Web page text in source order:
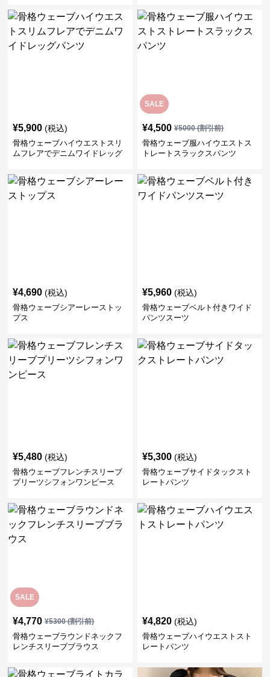
¥5,900 (税込)
骨格ウェーブハイウエストスリ
ムフレアでデニムワイドレッグ
SALE
¥4,500 ¥5000(割引前)
骨格ウェーブ服ハイウエストス
トレートスラックスパンツ
¥4,690 (税込)
骨格ウェーブシアーレーストッ
プス
¥5,960 (税込)
骨格ウェーブベルト付きワイド
パンツスーツ
¥5,480 (税込)
骨格ウェーブフレンチスリーブ
プリーツシフォンワンピース
¥5,300 (税込)
骨格ウェーブサイドタックスト
レートパンツ
SALE
¥4,770 ¥5300(割引前)
骨格ウェーブラウンドネックフ
レンチスリーブブラウス
¥4,820 (税込)
骨格ウェーブハイウエストスト
レートパンツ